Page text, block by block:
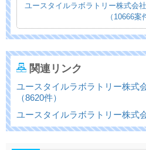
ユースタイルラボラトリー株式会
（10666案
関連リンク
ユースタイルラボラトリー株式
（8620件）
ユースタイルラボラトリー株式